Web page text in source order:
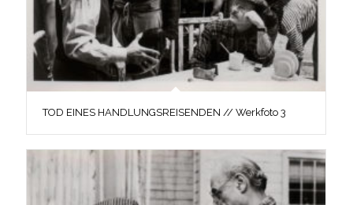
TOD EINES HANDLUNGSREISENDEN // Werkfoto 3